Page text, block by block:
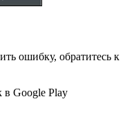
ошибку, обратитесь к
в Google Play